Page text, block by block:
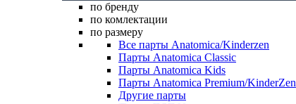
по бренду
по комлектации
по размеру
Все парты Anatomica/Kinderzen
Парты Anatomica Classic
Парты Anatomica Kids
Парты Anatomica Premium/KinderZen
Другие парты